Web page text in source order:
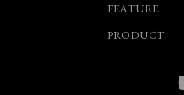
FEATURE
PRODUCT